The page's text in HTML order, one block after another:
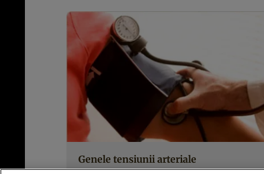
Genele tensiunii arteriale